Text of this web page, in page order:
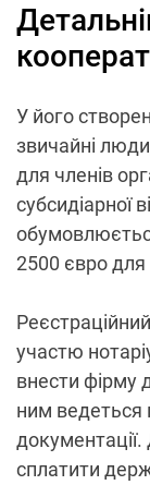
У його
звичайні
для членів
субсидіарної
2500 євро для
участю
внести фірму
ним ведеться
документації.
сплатити